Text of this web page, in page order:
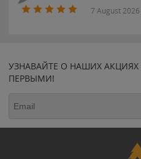
7 August 2026
УЗНАВАЙТЕ О НАШИХ
ПЕРВЫМИ!